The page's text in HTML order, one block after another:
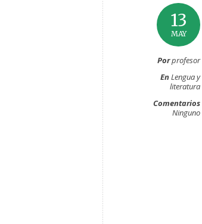
13
MAY
Porprofesor
EnLengua y
literatura
Comentarios
Ninguno